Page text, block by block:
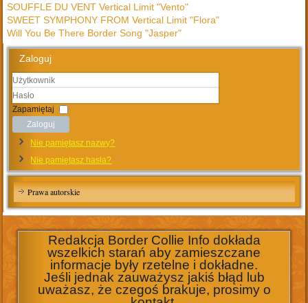
SOUFFLE DU VENT Vertical Limit "Vento"
SWEET SYMPHONY FROM Vertical Limit "Flora"
Will You Be There Border Song "Jasper"
Zaloguj
Użytkownik
Hasło
Zapamiętaj
Zaloguj
Nie pamiętasz nazwy?
Nie pamiętasz hasła?
Prawa autorskie
Redakcja Border Collie Info dokłada
wszelkich starań aby zamieszczane
informacje były rzetelne i dokładne.
Jeśli jednak zauważysz jakiś błąd lub
uważasz, że czegoś brakuje, prosimy o